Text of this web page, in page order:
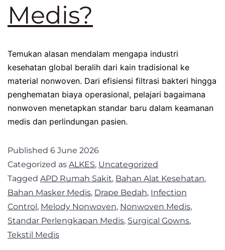
Medis?
Temukan alasan mendalam mengapa industri
kesehatan global beralih dari kain tradisional ke
material nonwoven. Dari efisiensi filtrasi bakteri hingga
penghematan biaya operasional, pelajari bagaimana
nonwoven menetapkan standar baru dalam keamanan
medis dan perlindungan pasien.
Published 6 June 2026
Categorized as ALKES, Uncategorized
Tagged APD Rumah Sakit, Bahan Alat Kesehatan,
Bahan Masker Medis, Drape Bedah, Infection
Control, Melody Nonwoven, Nonwoven Medis,
Standar Perlengkapan Medis, Surgical Gowns,
Tekstil Medis